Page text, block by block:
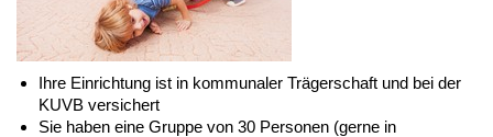
Ihre Einrichtung ist in kommunaler Trägerschaft und bei der
KUVB versichert
Sie haben eine Gruppe von 30 Personen (gerne in